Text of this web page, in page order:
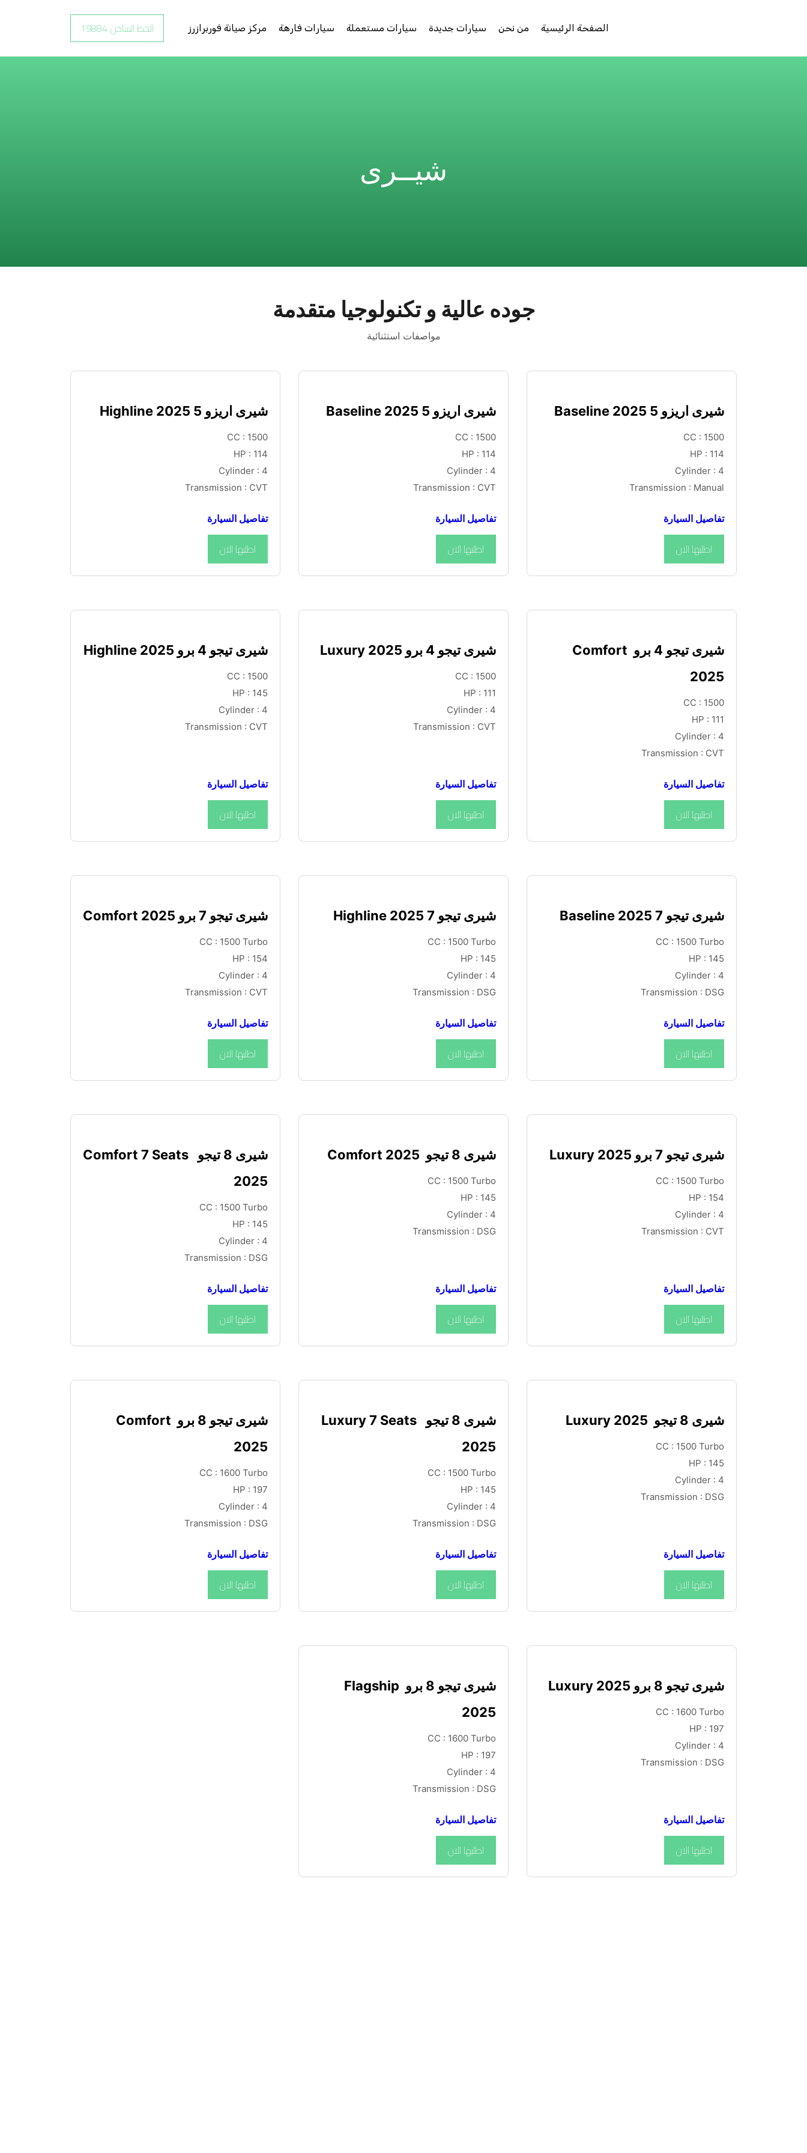
الصفحة الرئيسية من نحن سيارات جديدة سيارات مستعملة سيارات فارهة مركز صيانة فوربرازرز الخط الساخن 19884
شيــرى
جوده عالية و تكنولوجيا متقدمة
مواصفات استثنائية
شيرى اريزو 5 Baseline 2025
CC : 1500
HP : 114
Cylinder : 4
Transmission : Manual
تفاصيل السيارة
اطلبها الان
شيرى اريزو 5 Baseline 2025
CC : 1500
HP : 114
Cylinder : 4
Transmission : CVT
تفاصيل السيارة
اطلبها الان
شيرى اريزو 5 Highline 2025
CC : 1500
HP : 114
Cylinder : 4
Transmission : CVT
تفاصيل السيارة
اطلبها الان
شيرى تيجو 4 برو Comfort
2025
CC : 1500
HP : 111
Cylinder : 4
Transmission : CVT
تفاصيل السيارة
اطلبها الان
شيرى تيجو 4 برو Luxury 2025
CC : 1500
HP : 111
Cylinder : 4
Transmission : CVT
تفاصيل السيارة
اطلبها الان
شيرى تيجو 4 برو Highline 2025
CC : 1500
HP : 145
Cylinder : 4
Transmission : CVT
تفاصيل السيارة
اطلبها الان
شيرى تيجو 7 Baseline 2025
CC : 1500 Turbo
HP : 145
Cylinder : 4
Transmission : DSG
تفاصيل السيارة
اطلبها الان
شيرى تيجو 7 Highline 2025
CC : 1500 Turbo
HP : 145
Cylinder : 4
Transmission : DSG
تفاصيل السيارة
اطلبها الان
شيرى تيجو 7 برو Comfort 2025
CC : 1500 Turbo
HP : 154
Cylinder : 4
Transmission : CVT
تفاصيل السيارة
اطلبها الان
شيرى تيجو 7 برو Luxury 2025
CC : 1500 Turbo
HP : 154
Cylinder : 4
Transmission : CVT
تفاصيل السيارة
اطلبها الان
شيرى 8 تيجو  Comfort 2025
CC : 1500 Turbo
HP : 145
Cylinder : 4
Transmission : DSG
تفاصيل السيارة
اطلبها الان
شيرى 8 تيجو  Comfort 7 Seats
2025
CC : 1500 Turbo
HP : 145
Cylinder : 4
Transmission : DSG
تفاصيل السيارة
اطلبها الان
شيرى 8 تيجو  Luxury 2025
CC : 1500 Turbo
HP : 145
Cylinder : 4
Transmission : DSG
تفاصيل السيارة
اطلبها الان
شيرى 8 تيجو  Luxury 7 Seats
2025
CC : 1500 Turbo
HP : 145
Cylinder : 4
Transmission : DSG
تفاصيل السيارة
اطلبها الان
شيرى تيجو 8 برو Comfort
2025
CC : 1600 Turbo
HP : 197
Cylinder : 4
Transmission : DSG
تفاصيل السيارة
اطلبها الان
شيرى تيجو 8 برو Luxury 2025
CC : 1600 Turbo
HP : 197
Cylinder : 4
Transmission : DSG
تفاصيل السيارة
اطلبها الان
شيرى تيجو 8 برو Flagship
2025
CC : 1600 Turbo
HP : 197
Cylinder : 4
Transmission : DSG
تفاصيل السيارة
اطلبها الان